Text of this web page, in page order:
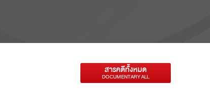
สารคดีทั้งหมด
DOCUMENTARY ALL